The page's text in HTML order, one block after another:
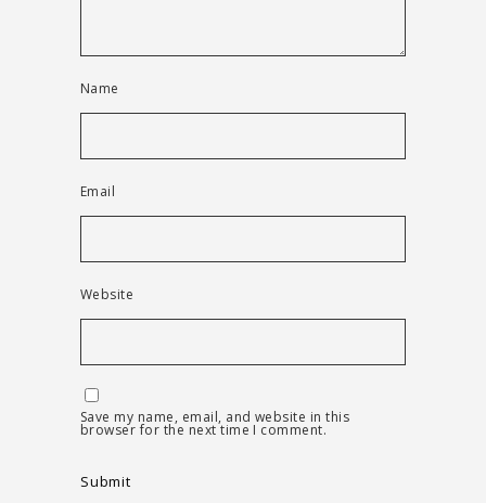
Name
Email
Website
Save my name, email, and website in this
browser for the next time I comment.